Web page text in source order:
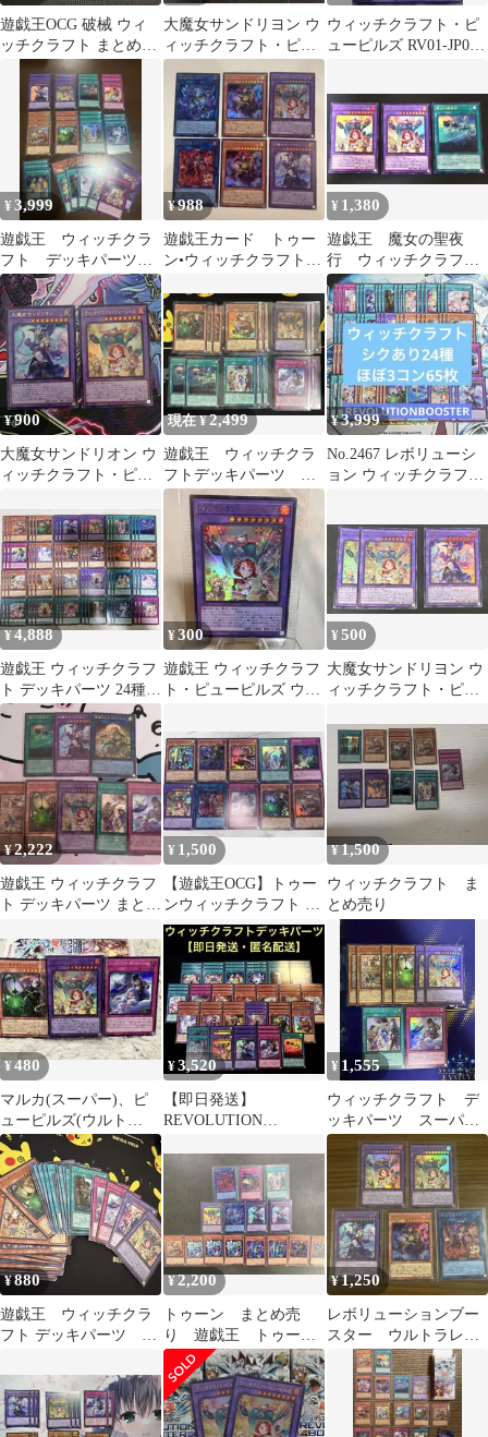
遊戯王OCG 破械 ウィ
ッチクラフト まとめ売
大魔女サンドリヨン ウ
ィッチクラフト・ピュ
ーピルズ ウルトラ
ウィッチクラフト・ピ
ューピルズ RV01-JP026
ー 遊戯王 トレカ道
¥3,999
遊戯王 ウィッチクラ
フト デッキパーツセ
ット
¥988
遊戯王カード トゥー
ン•ウィッチクラフト•
枚
¥ 1,380
遊戯王 魔女の聖夜
行 ウィッチクラフト
ピューピルズ ウルト
ラ セット
¥900
大魔女サンドリオン ウ
ィッチクラフト・ピュ
セット①
現在 ¥2,499
遊戯王 ウィッチクラ
フトデッキパーツ ピ
ューピルズ 魔女の聖夜
行 など
¥3,999
No.2467 レボリューシ
ョン ウィッチクラフ
¥4,888
遊戯王 ウィッチクラフ
ト デッキパーツ 24種
各3枚
¥300
遊戯王 ウィッチクラフ
ト・ピューピルズ ウル
¥500
大魔女サンドリヨン ウ
ィッチクラフト・ピュ
¥2,222
遊戯王 ウィッチクラフ
ト デッキパーツ まとめ
¥ 1,500
【遊戯王OCG】トゥー
ンウィッチクラフト ま
とめ売り
¥1,500
ウィッチクラフト ま
とめ売り
¥480
マルカ(スーパー)、ピ
ューピルズ(ウルト
ラ)、ディストーション
(スーパー)
¥3,520
【即日発送】
REVOLUTION
ラフトデッキパーツ
¥ 1,555
ウィッチクラフト デ
ッキパーツ スーパ
ー ウルトラ 遊戯王
¥880
遊戯王 ウィッチクラ
フト デッキパーツ ま
¥2,200
トゥーン まとめ売
り 遊戯王 トゥーン
ウィッチクラフト
¥1,250
レボリューションブー
スター ウルトラレ
ア 5枚セット まとめ
売り